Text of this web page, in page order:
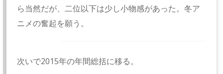
ら当然だが、二位以下は少し小物感があった。冬ア
ニメの奮起を願う。
次いで2015年の年間総括に移る。